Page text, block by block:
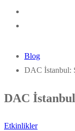
Blog
DAC İstanbul:
DAC
Etkinlikler